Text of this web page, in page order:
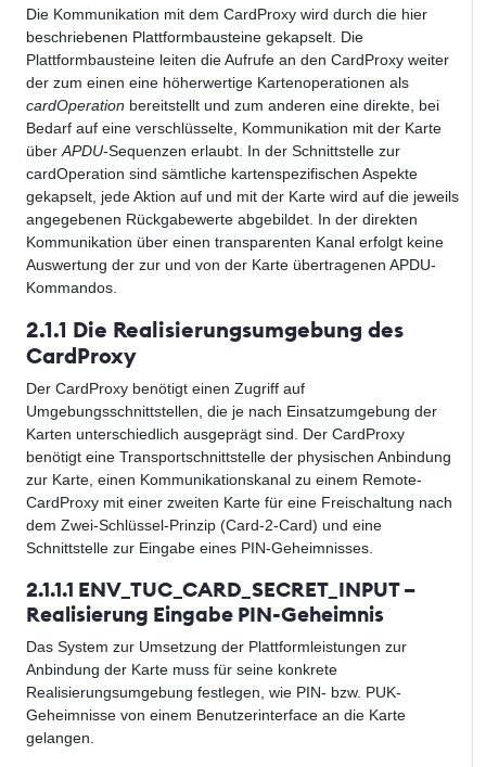
Die Kommunikation mit dem CardProxy wird durch die hier
beschriebenen Plattformbausteine gekapselt. Die
Plattformbausteine leiten die Aufrufe an den CardProxy weiter
der zum einen eine höherwertige Kartenoperationen als
cardOperation bereitstellt und zum anderen eine direkte, bei
Bedarf auf eine verschlüsselte, Kommunikation mit der Karte
über APDU-Sequenzen erlaubt. In der Schnittstelle zur
cardOperation sind sämtliche kartenspezifischen Aspekte
gekapselt, jede Aktion auf und mit der Karte wird auf die jeweils
angegebenen Rückgabewerte abgebildet. In der direkten
Kommunikation über einen transparenten Kanal erfolgt keine
Auswertung der zur und von der Karte übertragenen APDU-
Kommandos.
2.1.1 Die Realisierungsumgebung des
CardProxy
Der CardProxy benötigt einen Zugriff auf
Umgebungsschnittstellen, die je nach Einsatzumgebung der
Karten unterschiedlich ausgeprägt sind. Der CardProxy
benötigt eine Transportschnittstelle der physischen Anbindung
zur Karte, einen Kommunikationskanal zu einem Remote-
CardProxy mit einer zweiten Karte für eine Freischaltung nach
dem Zwei-Schlüssel-Prinzip (Card-2-Card) und eine
Schnittstelle zur Eingabe eines PIN-Geheimnisses.
2.1.1.1 ENV_TUC_CARD_SECRET_INPUT –
Realisierung Eingabe PIN-Geheimnis
Das System zur Umsetzung der Plattformleistungen zur
Anbindung der Karte muss für seine konkrete
Realisierungsumgebung festlegen, wie PIN- bzw. PUK-
Geheimnisse von einem Benutzerinterface an die Karte
gelangen.